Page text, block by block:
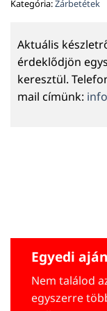
Kategória:Zárbetétek
Aktuális
érdeklődjön
keresztül.
mail címünk:
Egyedi
Nem találod
egyszerre